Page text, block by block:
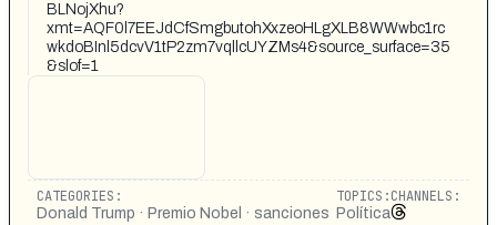
BLNojXhu?
xmt=AQF0l7EEJdCfSmgbutohXxzeoHLgXLB8WWwbc1rc
wkdoBInl5dcvV1tP2zm7vqllcUYZMs4&source_surface=35
&slof=1
CATEGORIES:
Donald Trump · Premio Nobel · sanciones
TOPICS:
Política
CHANNELS: